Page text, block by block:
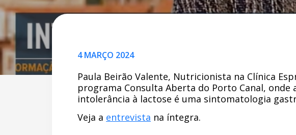
4 MARÇO 2024
Paula Beirão Valente, Nutricionista na Clínica
programa Consulta Aberta do Porto Canal, onde
intolerância à lactose é uma sintomatologia
Veja a entrevista na íntegra.